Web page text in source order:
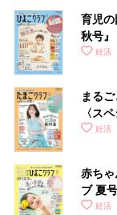
育児
秋号
いっぱ
妊活
まる
〈ス
妊活
赤ち
ブ 夏
く！妊活